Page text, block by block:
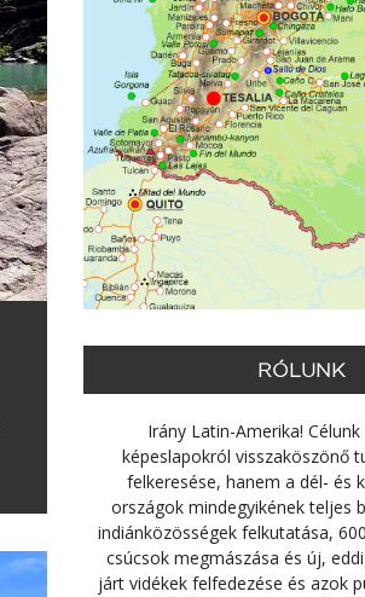
RÓLUNK
Irány Latin-Amerika!
képeslapokról visszaköszönő
felkeresése, hanem a dél- és
országok mindegyikének teljes
indiánközösségek felkutatása,
csúcsok megmászása és új,
járt vidékek felfedezése és azok